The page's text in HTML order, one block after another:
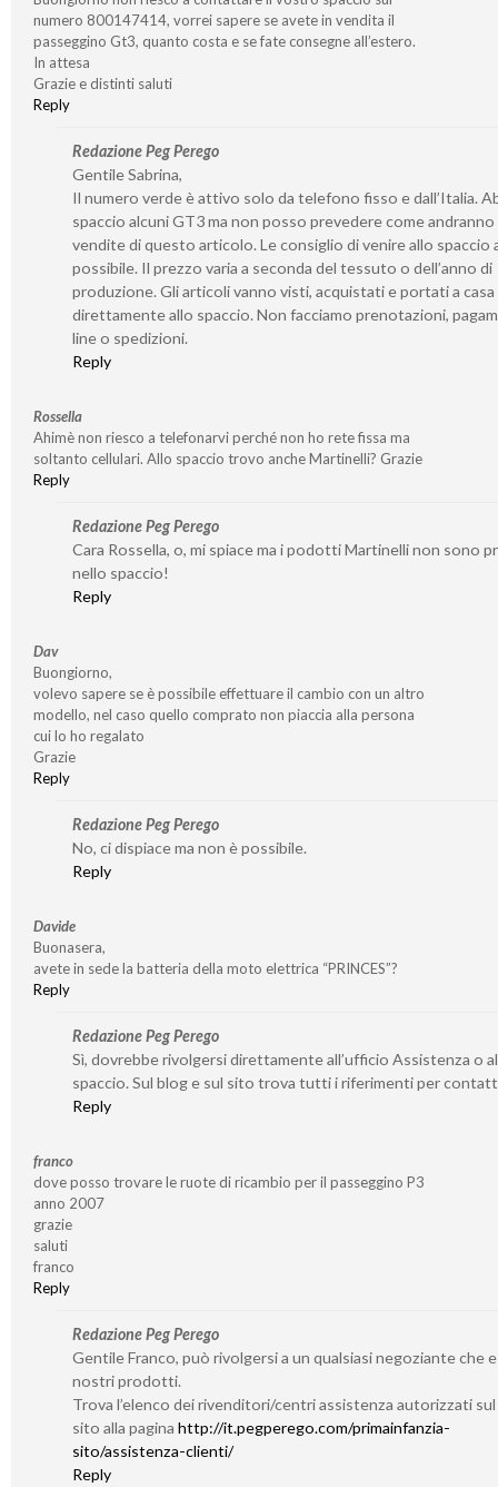
numero 800147414, vorrei sapere se avete in vendita il
passeggino Gt3, quanto costa e se fate consegne all’estero.
In attesa
Grazie e distinti saluti
Reply
Redazione Peg Perego
Gentile Sabrina,
Il numero verde è attivo solo da telefono fisso e dall’Italia.
spaccio alcuni GT3 ma non posso prevedere come andranno
vendite di questo articolo. Le consiglio di venire allo spaccio
possibile. Il prezzo varia a seconda del tessuto o dell’anno di
produzione. Gli articoli vanno visti, acquistati e portati a casa
direttamente allo spaccio. Non facciamo prenotazioni,
line o spedizioni.
Reply
Rossella
Ahimè non riesco a telefonarvi perché non ho rete fissa ma
soltanto cellulari. Allo spaccio trovo anche Martinelli? Grazie
Reply
Redazione Peg Perego
Cara Rossella, o, mi spiace ma i podotti Martinelli non sono
nello spaccio!
Reply
Dav
Buongiorno,
volevo sapere se è possibile effettuare il cambio con un altro
modello, nel caso quello comprato non piaccia alla persona
cui lo ho regalato
Grazie
Reply
Redazione Peg Perego
No, ci dispiace ma non è possibile.
Reply
Davide
Buonasera,
avete in sede la batteria della moto elettrica “PRINCES”?
Reply
Redazione Peg Perego
Sì, dovrebbe rivolgersi direttamente all’ufficio Assistenza o
spaccio. Sul blog e sul sito trova tutti i riferimenti per
Reply
franco
dove posso trovare le ruote di ricambio per il passeggino P3
anno 2007
grazie
saluti
franco
Reply
Redazione Peg Perego
Gentile Franco, può rivolgersi a un qualsiasi negoziante che
nostri prodotti.
Trova l’elenco dei rivenditori/centri assistenza autorizzati
sito alla pagina http://it.pegperego.com/primainfanzia-
sito/assistenza-clienti/
Reply